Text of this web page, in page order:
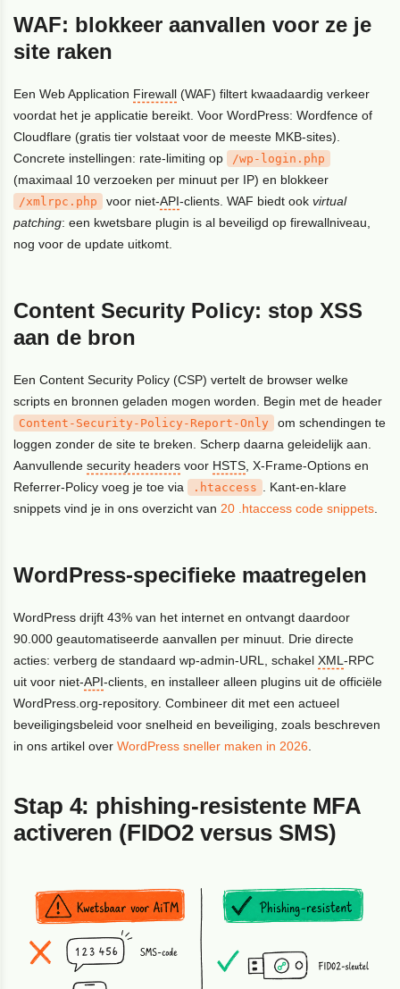
WAF: blokkeer aanvallen voor ze je
site raken
Een Web Application Firewall (WAF) filtert kwaadaardig verkeer
voordat het je applicatie bereikt. Voor WordPress: Wordfence of
Cloudflare (gratis tier volstaat voor de meeste MKB-sites).
Concrete instellingen: rate-limiting op
/wp-login.php
(maximaal 10 verzoeken per minuut per IP) en blokkeer
/xmlrpc.php voor niet-API-clients. WAF biedt ookvirtual
patching: een kwetsbare plugin is al beveiligd op firewallniveau,
nog voor de update uitkomt.
Content Security Policy: stop XSS
aan de bron
Een Content Security Policy (CSP) vertelt de browser welke
scripts en bronnen geladen mogen worden. Begin met de header
Content-Security-Policy-Report-Only
om schendingen te
loggen zonder de site te breken. Scherp daarna geleidelijk aan.
Aanvullendesecurity headers voor HSTS , X-Frame-Options en
Referrer-Policy voeg je toe via
.htaccess
. Kant-en-klare
snippets vind je in ons overzicht van 20 .htaccess code snippets
WordPress-specifieke maatregelen
WordPress drijft 43% van het internet en ontvangt daardoor
90.000 geautomatiseerde aanvallen per minuut. Drie directe
acties: verberg de standaard wp-admin-URL, schakelXML-RPC
uit voor niet-API-clients, en installeer alleen plugins uit de officiële
WordPress.org-repository. Combineer dit met een actueel
beveiligingsbeleid voor snelheid en beveiliging, zoals beschreven
in ons artikel overWordPress sneller maken in 2026
Stap 4: phishing-resistente MFA
activeren (FIDO2 versus SMS)